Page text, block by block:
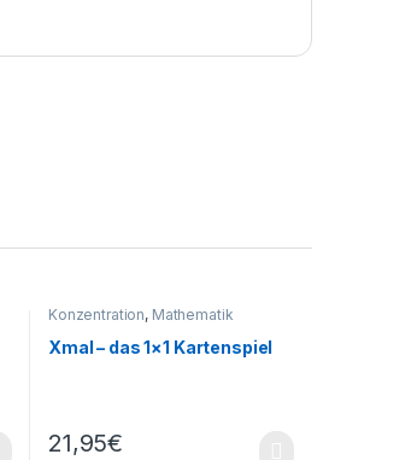
Konzentration, Mathematik
Xmal – das 1×1 Kartenspiel
21,95€